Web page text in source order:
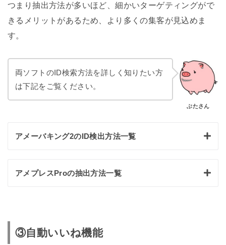
つまり抽出方法が多いほど、細かいターゲティングがで
きるメリットがあるため、より多くの集客が見込めま
す。
両ソフトのID検索方法を詳しく知りたい方
は下記をご覧ください。
ぶたさん
アメーバキング2のID検出方法一覧
・ ランキング（月間総合）
・ 他人の読者
・ 他人のお気に入りブログ
アメプレスProの抽出方法一覧
・ タイトル検索
③自動いいね機能